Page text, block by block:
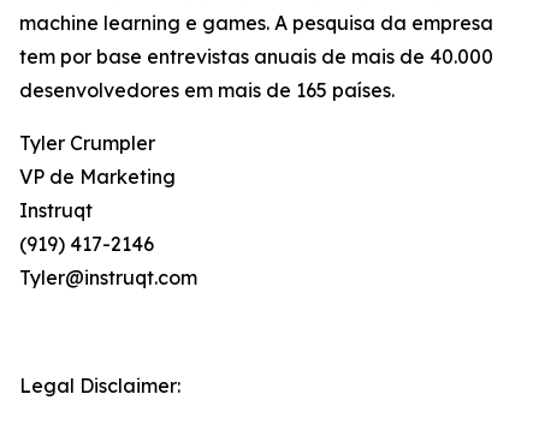
machine learning e games. A pesquisa da empresa
tem por base entrevistas anuais de mais de 40.000
desenvolvedores em mais de 165 países.
Tyler Crumpler
VP de Marketing
Instruqt
(919) 417-2146
Tyler@instruqt.com
Legal Disclaimer: